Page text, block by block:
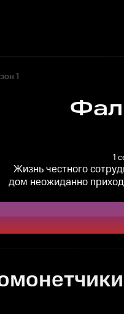
1
1
Жизнь честного
дом неожиданно